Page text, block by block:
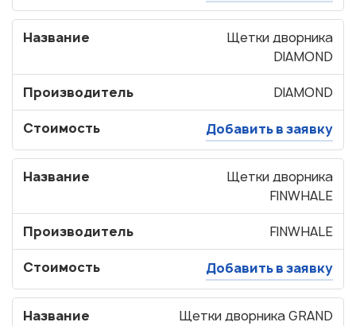
Название
Щетки дворника
DIAMOND
Производитель DIAMOND
Стоимость Добавить в заявку
Название
Щетки дворника
FINWHALE
Производитель FINWHALE
Стоимость Добавить в заявку
Название
Щетки дворника GRAND